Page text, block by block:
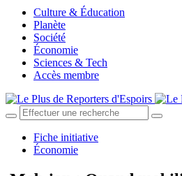
Culture & Éducation
Planète
Société
Économie
Sciences & Tech
Accès membre
Fiche initiative
Économie